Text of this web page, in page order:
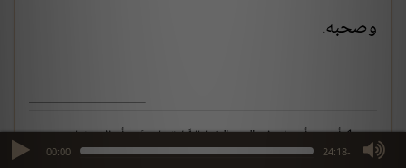
00:00 -24:18
max volume
وصحبه.
أخرجه أبو داودفي "سننه": كتابالصَّلاة، باب مَن رأى الاستفتاح
بـ(سبحانك اللهم وبحمدك)، برقم (775)، والترمذي:أبواب الصَّلاة، باب